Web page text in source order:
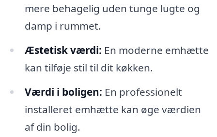
mere behagelig uden tunge lugte og
damp i rummet.
Æstetisk værdi: En moderne emhætte
kan tilføje stil til dit køkken.
Værdi i boligen: En professionelt
installeret emhætte kan øge værdien
af din bolig.